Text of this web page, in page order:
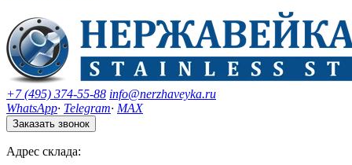
+7 (495) 374-55-88 info@nerzhaveyka.ru
WhatsApp· Telegram· MAX
Заказать звонок
Адрес склада: